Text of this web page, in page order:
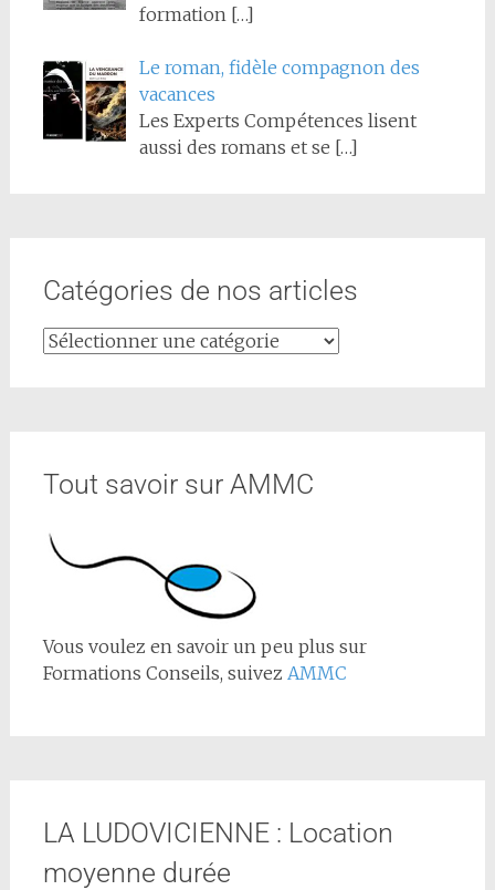
formation […]
Le roman, fidèle compagnon des
vacances
Les Experts Compétences lisent
aussi des romans et se […]
Catégories de nos articles
Tout savoir sur AMMC
Vous voulez en savoir un peu plus sur
Formations Conseils, suivez AMMC
LA LUDOVICIENNE : Location
moyenne durée